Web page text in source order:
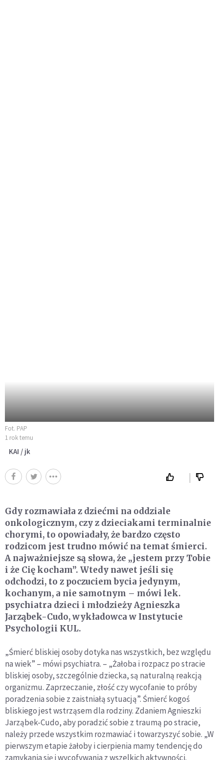
Fot. PAP
1 rok temu
KAI / jk
Gdy rozmawiała z dziećmi na oddziale
onkologicznym, czy z dzieciakami terminalnie
chorymi, to opowiadały, że bardzo często
rodzicom jest trudno mówić na temat śmierci.
A najważniejsze są słowa, że „jestem przy Tobie
i że Cię kocham”. Wtedy nawet jeśli się
odchodzi, to z poczuciem bycia jedynym,
kochanym, a nie samotnym – mówi lek.
psychiatra dzieci i młodzieży Agnieszka
Jarząbek-Cudo, wykładowca w Instytucie
Psychologii KUL.
„Śmierć bliskiej osoby dotyka nas wszystkich, bez względu
na wiek” – mówi psychiatra. – „Żałoba i rozpacz po stracie
bliskiej osoby, szczególnie dziecka, są naturalną reakcją
organizmu. Zaprzeczanie, złość czy wycofanie to próby
poradzenia sobie z zaistniałą sytuacją”. Śmierć kogoś
bliskiego jest wstrząsem dla rodziny. Zdaniem Agnieszki
Jarząbek-Cudo, aby poradzić sobie z traumą po stracie,
należy przede wszystkim rozmawiać i towarzyszyć sobie. „W
pierwszym etapie żałoby i cierpienia mamy tendencję do
zamykania się i wycofywania z wszelkich aktywności.